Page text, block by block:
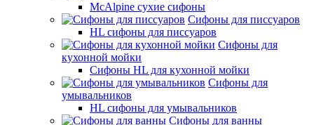
McAlpine сухие сифоны
Сифоны для писсуаров
HL сифоны для писсуаров
Сифоны для
кухонной мойки
Сифоны HL для кухонной мойки
Сифоны для
умывальников
HL сифоны для умывальников
Сифоны для ванны